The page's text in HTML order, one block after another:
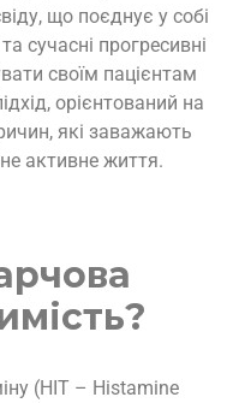
що поєднує у собі
сучасні прогресивні
своїм пацієнтам
орієнтований на
які заважають
активне життя.
(HIT – Histamine